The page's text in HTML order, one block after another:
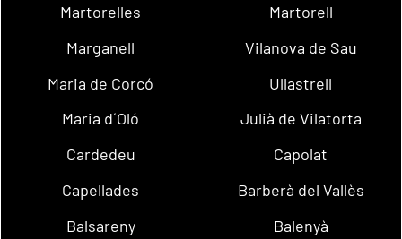
Martorelles
Martorell
Marganell
Vilanova de Sau
Maria de Corcó
Ullastrell
Maria d´Oló
Julià de Vilatorta
Cardedeu
Capolat
Capellades
Barberà del Vallès
Balsareny
Balenyà